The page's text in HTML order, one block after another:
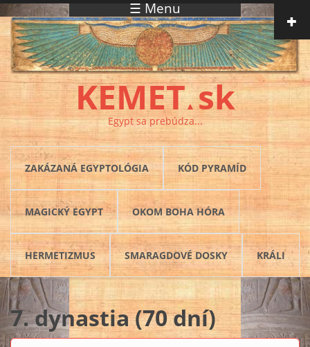
Skočiť na hlavný obsah ☰ Menu
KEMET▲ sk
Egypt sa prebúdza...
ZAKÁZANÁ EGYPTOLÓGIA KÓD PYRAMÍD
MAGICKÝ EGYPT OKOM BOHA HÓRA
HERMETIZMUS SMARAGDOVÉ DOSKY KRÁLI
7. dynastia (70 dní)